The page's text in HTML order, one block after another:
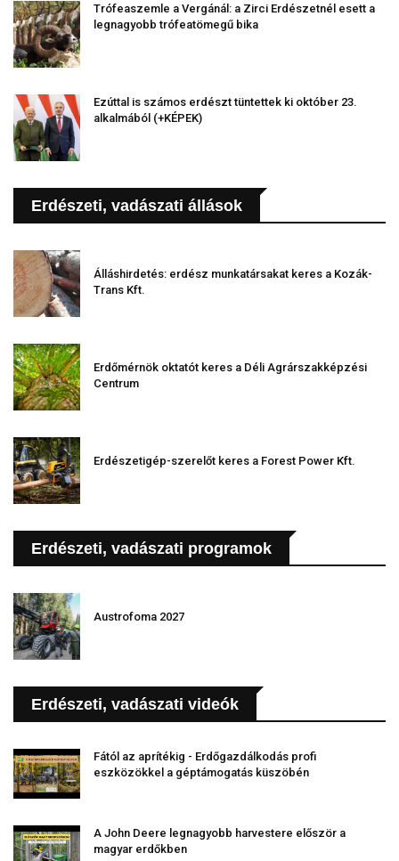
Trófeaszemle a Vergánál: a Zirci Erdészetnél esett a
legnagyobb trófeatömegű bika
Ezúttal is számos erdészt tüntettek ki október 23.
alkalmából (+KÉPEK)
Erdészeti, vadászati állások
Álláshirdetés: erdész munkatársakat keres a Kozák-
Trans Kft.
Erdőmérnök oktatót keres a Déli Agrárszakképzési
Centrum
Erdészetigép-szerelőt keres a Forest Power Kft.
Erdészeti, vadászati programok
Austrofoma 2027
Erdészeti, vadászati videók
Fától az aprítékig - Erdőgazdálkodás profi
eszközökkel a géptámogatás küszöbén
A John Deere legnagyobb harvestere először a
magyar erdőkben